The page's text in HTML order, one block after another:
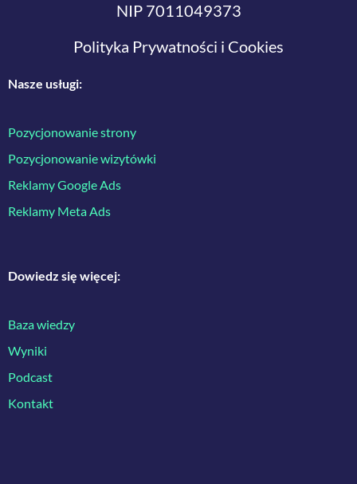
NIP 7011049373
Polityka Prywatności i Cookies
Nasze usługi:
Pozycjonowanie strony
Pozycjonowanie wizytówki
Reklamy Google Ads
Reklamy Meta Ads
Dowiedz się więcej:
Baza wiedzy
Wyniki
Podcast
Kontakt